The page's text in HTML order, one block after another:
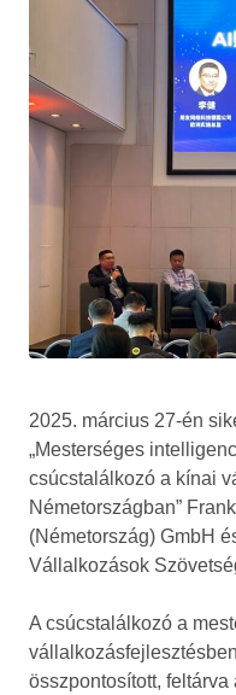
2025. március 27-én
„Mesterséges
csúcstalálkozó a kínai
Németországban”
(Németország) GmbH
Vállalkozások
A csúcstalálkozó a
összpontosított,